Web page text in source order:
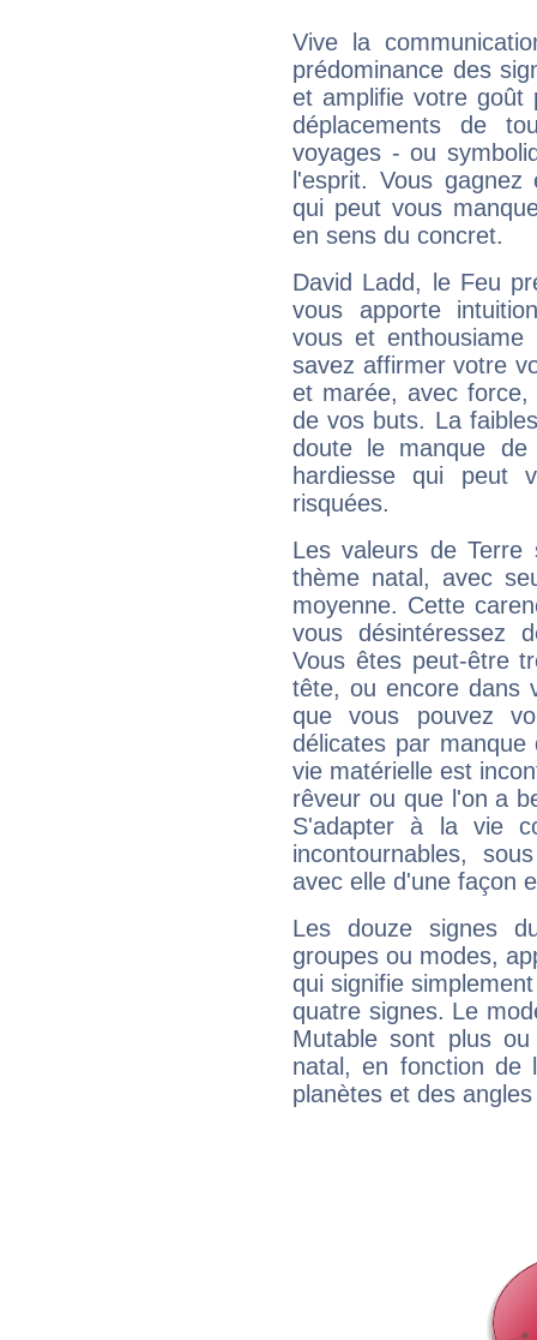
Vive la
prédominance des
et amplifie votre goût
déplacements de
voyages - ou
l'esprit. Vous
qui peut vous
en sens du concret.
David Ladd, le Feu
vous apporte
vous et
savez affirmer votre
et marée, avec
de vos buts. La
doute le manque
hardiesse qui peut
risquées.
Les valeurs de Terre
thème natal, avec
moyenne. Cette
vous désintéressez
Vous êtes peut-être
tête, ou encore dans
que vous pouvez
délicates par
vie matérielle est
rêveur ou que l'on a
S'adapter à la vie
incontournables,
avec elle d'une façon
Les douze signes
groupes ou modes,
qui signifie
quatre signes. Le
Mutable sont plus
natal, en fonction de
planètes et des